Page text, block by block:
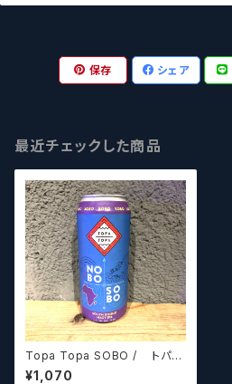
保存 シェア
最近チェックした商品
Topa Topa SOBO / トパト
パ ソボ
¥1,070